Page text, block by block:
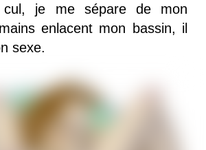
cul, je me sépare de mon
enlacent mon bassin, il
sexe.